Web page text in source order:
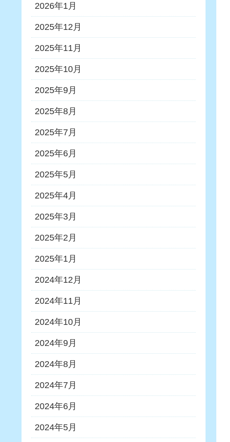
2026年1月
2025年12月
2025年11月
2025年10月
2025年9月
2025年8月
2025年7月
2025年6月
2025年5月
2025年4月
2025年3月
2025年2月
2025年1月
2024年12月
2024年11月
2024年10月
2024年9月
2024年8月
2024年7月
2024年6月
2024年5月